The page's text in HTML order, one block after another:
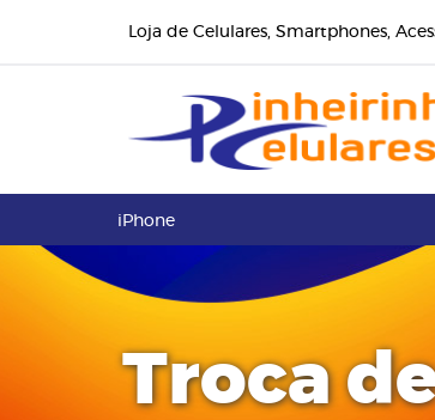
Loja de Celulares, Smartphones,
iPhone
Troca